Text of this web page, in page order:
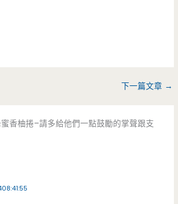
下一篇文章 →
香柚捲–請多給他們一點鼓勵的掌聲跟支